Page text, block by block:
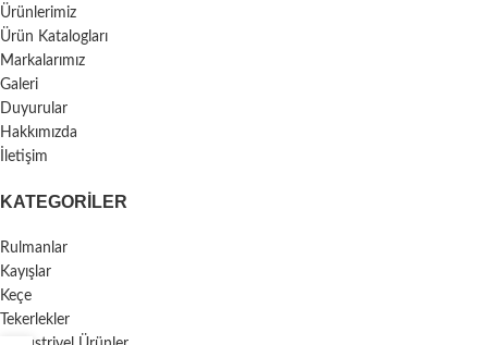
Ürünlerimiz
Ürün Katalogları
Markalarımız
Galeri
Duyurular
Hakkımızda
İletişim
KATEGORILER
Rulmanlar
Kayışlar
Keçe
Tekerlekler